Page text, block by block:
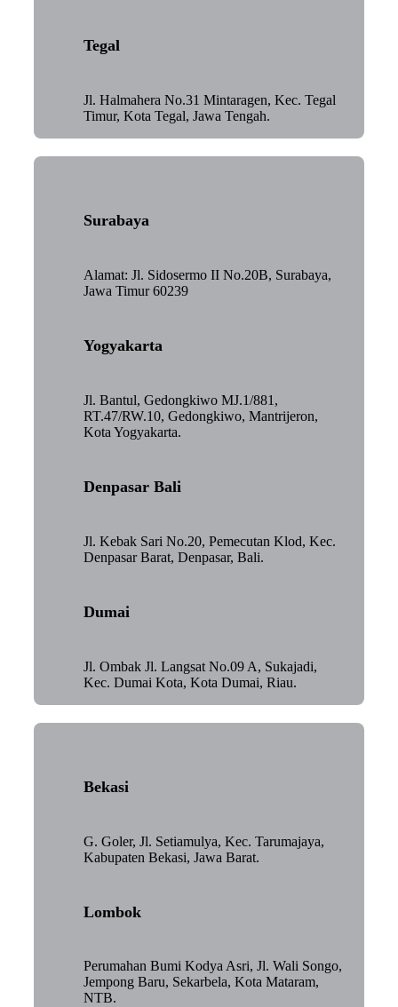
Tegal
Jl. Halmahera No.31 Mintaragen, Kec. Tegal
Timur, Kota Tegal, Jawa Tengah.
Surabaya
Alamat: Jl. Sidosermo II No.20B, Surabaya,
Jawa Timur 60239
Yogyakarta
Jl. Bantul, Gedongkiwo MJ.1/881,
RT.47/RW.10, Gedongkiwo, Mantrijeron,
Kota Yogyakarta.
Denpasar Bali
Jl. Kebak Sari No.20, Pemecutan Klod, Kec.
Denpasar Barat, Denpasar, Bali.
Dumai
Jl. Ombak Jl. Langsat No.09 A, Sukajadi,
Kec. Dumai Kota, Kota Dumai, Riau.
Bekasi
G. Goler, Jl. Setiamulya, Kec. Tarumajaya,
Kabupaten Bekasi, Jawa Barat.
Lombok
Perumahan Bumi Kodya Asri, Jl. Wali Songo,
Jempong Baru, Sekarbela, Kota Mataram,
NTB.